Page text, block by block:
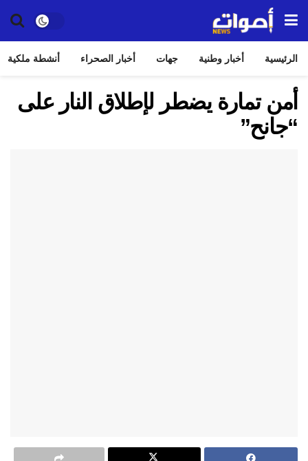
الرئيسية أخبار وطنية جهات أخبار الصحراء أنشطة ملكية
أمن تمارة يضطر لإطلاق النار على
“جانح”